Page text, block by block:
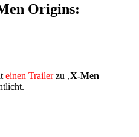
Origins:
einen Trailerzu ‚X-Men